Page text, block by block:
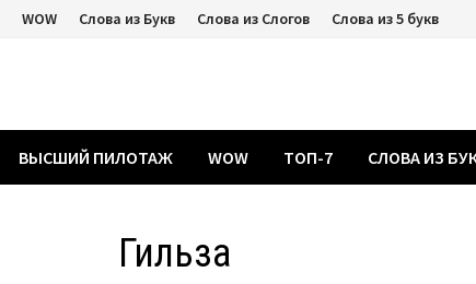
WOW Слова из Букв Слова из Слогов Слова из 5 букв
ВЫСШИЙ ПИЛОТАЖ WOW ТОП-7 СЛОВА ИЗ
Гильза